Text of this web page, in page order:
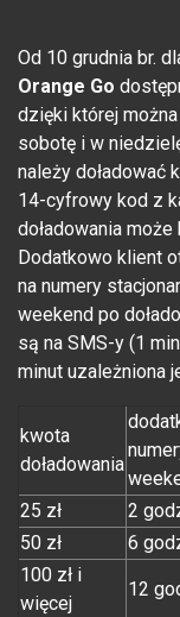
Od 10 grudnia br.
Orange Go
dzięki której
sobotę i w
należy doładować
14-cyfrowy kod z
doładowania
Dodatkowo klient
na numery
weekend po
są na SMS-y (1
minut uzależniona
kwota
doładowania
25 zł
2
50 zł
6
100 zł i
więcej
12